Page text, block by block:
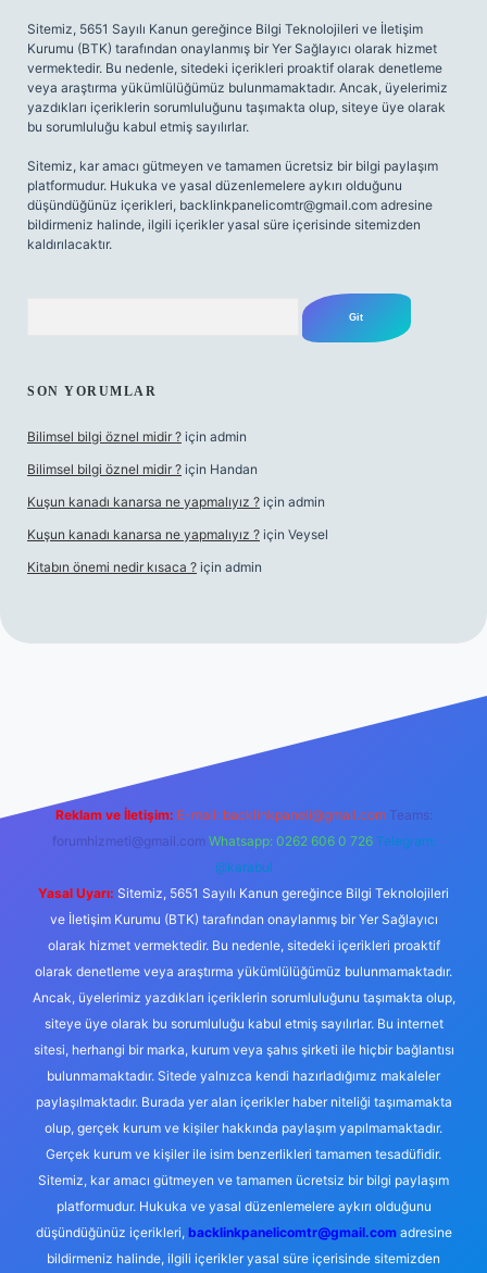
Sitemiz, 5651 Sayılı Kanun gereğince Bilgi Teknolojileri ve İletişim
Kurumu (BTK) tarafından onaylanmış bir Yer Sağlayıcı olarak hizmet
vermektedir. Bu nedenle, sitedeki içerikleri proaktif olarak denetleme
veya araştırma yükümlülüğümüz bulunmamaktadır. Ancak, üyelerimiz
yazdıkları içeriklerin sorumluluğunu taşımakta olup, siteye üye olarak
bu sorumluluğu kabul etmiş sayılırlar.
Sitemiz, kar amacı gütmeyen ve tamamen ücretsiz bir bilgi paylaşım
platformudur. Hukuka ve yasal düzenlemelere aykırı olduğunu
düşündüğünüz içerikleri, backlinkpanelicomtr@gmail.com adresine
bildirmeniz halinde, ilgili içerikler yasal süre içerisinde sitemizden
kaldırılacaktır.
SON YORUMLAR
Bilimsel bilgi öznel midir ? için admin
Bilimsel bilgi öznel midir ? için Handan
Kuşun kanadı kanarsa ne yapmalıyız ? için admin
Kuşun kanadı kanarsa ne yapmalıyız ? için Veysel
Kitabın önemi nedir kısaca ? için admin
Reklam ve İletişim: E-mail: backlinkpaneli@gmail.com Teams:
forumhizmeti@gmail.com Whatsapp: 0262 606 0 726 Telegram:
@karabul
Yasal Uyarı: Sitemiz, 5651 Sayılı Kanun gereğince Bilgi Teknolojileri
ve İletişim Kurumu (BTK) tarafından onaylanmış bir Yer Sağlayıcı
olarak hizmet vermektedir. Bu nedenle, sitedeki içerikleri proaktif
olarak denetleme veya araştırma yükümlülüğümüz bulunmamaktadır.
Ancak, üyelerimiz yazdıkları içeriklerin sorumluluğunu taşımakta olup,
siteye üye olarak bu sorumluluğu kabul etmiş sayılırlar. Bu internet
sitesi, herhangi bir marka, kurum veya şahıs şirketi ile hiçbir bağlantısı
bulunmamaktadır. Sitede yalnızca kendi hazırladığımız makaleler
paylaşılmaktadır. Burada yer alan içerikler haber niteliği taşımamakta
olup, gerçek kurum ve kişiler hakkında paylaşım yapılmamaktadır.
Gerçek kurum ve kişiler ile isim benzerlikleri tamamen tesadüfidir.
Sitemiz, kar amacı gütmeyen ve tamamen ücretsiz bir bilgi paylaşım
platformudur. Hukuka ve yasal düzenlemelere aykırı olduğunu
düşündüğünüz içerikleri, backlinkpanelicomtr@gmail.comadresine
bildirmeniz halinde, ilgili içerikler yasal süre içerisinde sitemizden